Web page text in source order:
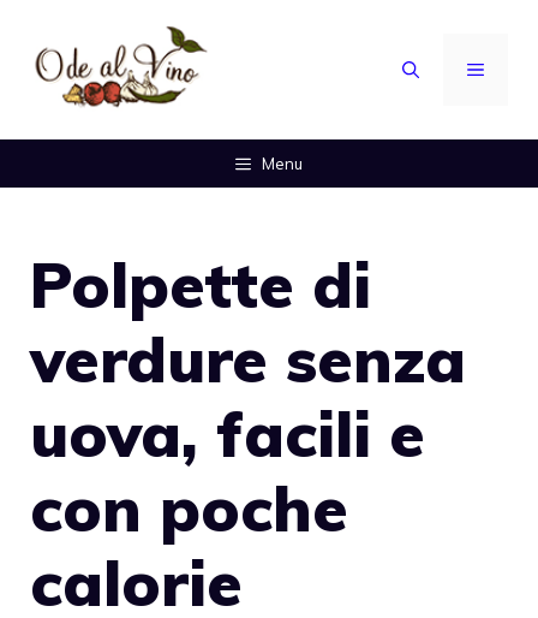
contenuto
MENU
Menu
Polpette di
verdure senza
uova, facili e
con poche
calorie